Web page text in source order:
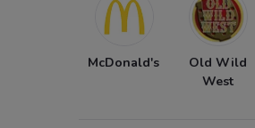
McDonald's
Old Wild
West